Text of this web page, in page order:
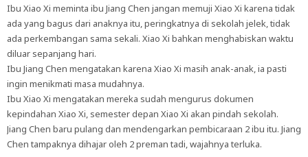
Ibu Xiao Xi meminta ibu Jiang Chen jangan memuji Xiao Xi karena tidak
ada yang bagus dari anaknya itu, peringkatnya di sekolah jelek, tidak
ada perkembangan sama sekali. Xiao Xi bahkan menghabiskan waktu
diluar sepanjang hari.
Ibu Jiang Chen mengatakan karena Xiao Xi masih anak-anak, ia pasti
ingin menikmati masa mudahnya.
Ibu Xiao Xi mengatakan mereka sudah mengurus dokumen
kepindahan Xiao Xi, semester depan Xiao Xi akan pindah sekolah.
Jiang Chen baru pulang dan mendengarkan pembicaraan 2 ibu itu. Jiang
Chen tampaknya dihajar oleh 2 preman tadi, wajahnya terluka.